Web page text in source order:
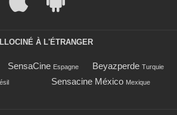
À L'ÉTRANGER
SensaCine Espagne Beyazperde Turquie
Sensacine México Mexique